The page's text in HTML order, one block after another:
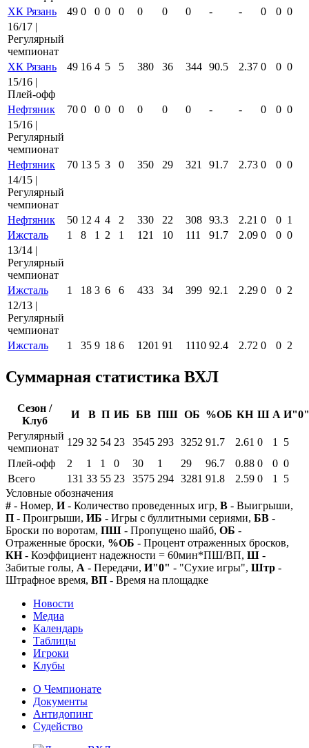
ХК Рязань
49 0 0 0 0 0 0 0 - - 0 0 0
16/17 |
Регулярный
чемпионат
ХК Рязань
49 16 4 5 5 380 36 344 90.5 2.37 0 0 0
15/16 |
Плей-офф
Нефтяник
70 0 0 0 0 0 0 0 - - 0 0 0
15/16 |
Регулярный
чемпионат
Нефтяник
70 13 5 3 0 350 29 321 91.7 2.73 0 0 0
14/15 |
Регулярный
чемпионат
Нефтяник
50 12 4 4 2 330 22 308 93.3 2.21 0 0 1
Ижсталь
1 8 1 2 1 121 10 111 91.7 2.09 0 0 0
13/14 |
Регулярный
чемпионат
Ижсталь
1 18 3 6 6 433 34 399 92.1 2.29 0 0 2
12/13 |
Регулярный
чемпионат
Ижсталь
1 35 9 18 6 1201 91 1110 92.4 2.72 0 0 2
Суммарная статистика ВХЛ
Сезон /
Клуб
И В П ИБ БВ ПШ ОБ %ОБ КН Ш А И"0"
Регулярный
чемпионат
129 32 54 23 3545 293 3252 91.7 2.61 0 1
5
Плей-офф
2 1 1 0 30 1 29 96.7 0.88 0 0 0
Всего
131 33 55 23 3575 294 3281 91.8 2.59 0 1
5
Условные обозначения
# - Номер, И- Количество проведенных игр, В - Выигрыши,
П - Проигрыши, ИБ - Игры с буллитными сериями, БВ -
Броски по воротам, ПШ - Пропущено шайб, ОБ -
Отраженные броски, %ОБ - Процент отраженных бросков,
КН- Коэффициент надежности = 60мин*ПШ/ВП, Ш -
Забитые голы, А - Передачи, И"0" - "Сухие игры", Штр -
Штрафное время, ВП - Время на площадке
Новости
Медиа
Календарь
Таблицы
Игроки
Клубы
О Чемпионате
Документы
Антидопинг
Судейство